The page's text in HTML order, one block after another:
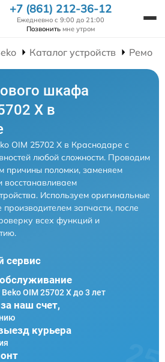
+7 (861) 212-36-12
Ежедневно с 9:00 до 21:00
Позвонить мне утром
Каталог устройств
шкафа
X в
OIM 25702 X в Краснодаре с
любой сложности. Проводим
причины поломки, заменяем
восстанавливаем
Используем оригинальные
запчасти, после
всех функций и
сервис
OIM 25702 X до 3 лет
наш счет,
курьера